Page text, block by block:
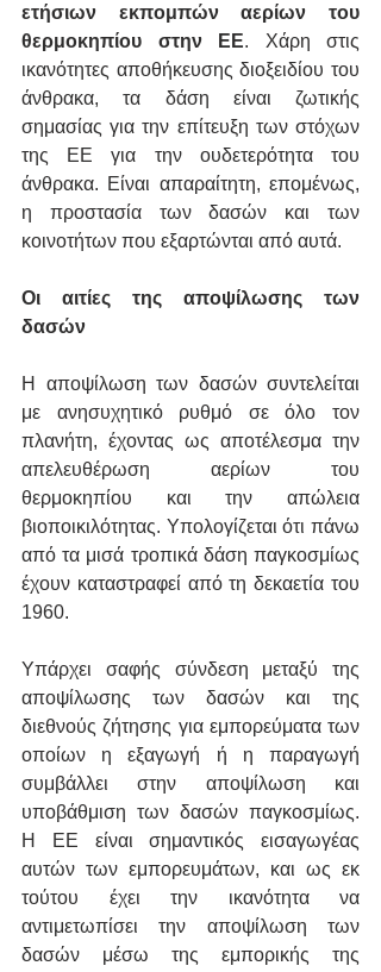
ετήσιων εκπομπών αερίων του
θερμοκηπίου στην ΕΕ. Χάρη στις
ικανότητες αποθήκευσης διοξειδίου του
άνθρακα, τα δάση είναι ζωτικής
σημασίας για την επίτευξη των στόχων
της ΕΕ για την ουδετερότητα του
άνθρακα. Είναι απαραίτητη, επομένως,
η προστασία των δασών και των
κοινοτήτων που εξαρτώνται από αυτά.
Οι αιτίες της αποψίλωσης των
δασών
Η αποψίλωση των δασών συντελείται
με ανησυχητικό ρυθμό σε όλο τον
πλανήτη, έχοντας ως αποτέλεσμα την
απελευθέρωση αερίων του
θερμοκηπίου και την απώλεια
βιοποικιλότητας. Υπολογίζεται ότι πάνω
από τα μισά τροπικά δάση παγκοσμίως
έχουν καταστραφεί από τη δεκαετία του
1960.
Υπάρχει σαφής σύνδεση μεταξύ της
αποψίλωσης των δασών και της
διεθνούς ζήτησης για εμπορεύματα των
οποίων η εξαγωγή ή η παραγωγή
συμβάλλει στην αποψίλωση και
υποβάθμιση των δασών παγκοσμίως.
Η ΕΕ είναι σημαντικός εισαγωγέας
αυτών των εμπορευμάτων, και ως εκ
τούτου έχει την ικανότητα να
αντιμετωπίσει την αποψίλωση των
δασών μέσω της εμπορικής της